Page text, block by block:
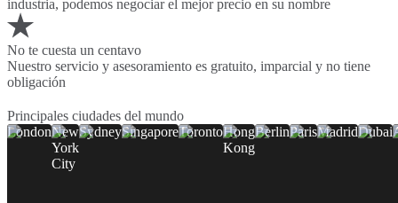
industria, podemos negociar el mejor precio en su nombre
No te cuesta un centavo
Nuestro servicio y asesoramiento es gratuito, imparcial y no tiene
obligación
Principales ciudades del mundo
LondonNew
York
City
SydneySingaporeTorontoHong
Kong
BerlinParisMadridDubai